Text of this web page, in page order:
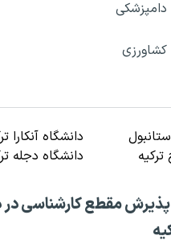
دامپزشکی
کشاورزی
دانشگاه آنکارا
دانشگاه دجله
مقطع کارشناسی در